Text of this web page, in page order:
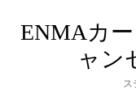
ENMAカ
ャン
ス